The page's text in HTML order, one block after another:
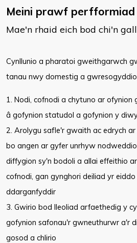
Meini prawf perfformiad
Mae'n rhaid eich bod chi'n
​Cynllunio a pharatoi gweithgarwch
tanau nwy domestig a
1. Nodi, cofnodi a chytuno ar ofynion
â gofynion statudol a gofynion y
2. Arolygu safle'r gwaith ac edrych
bo angen ar gyfer unrhyw
diffygion sy'n bodoli a allai effeithio
cofnodi, gan gynghori deiliad yr
ddarganfyddir
3. Gwirio bod lleoliad arfaethedig y
gofynion safonau'r gwneuthurwr a'r
gosod a chlirio